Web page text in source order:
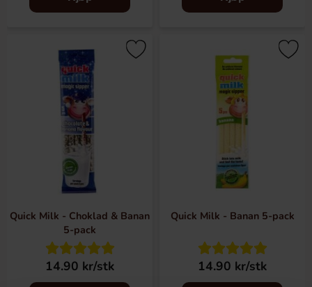
Quick Milk - Choklad & Banan
5-pack
14.90 kr/stk
Quick Milk - Banan 5-pack
14.90 kr/stk